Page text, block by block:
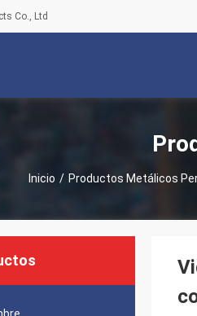
Co., Ltd
Inicio / Productos Metálicos